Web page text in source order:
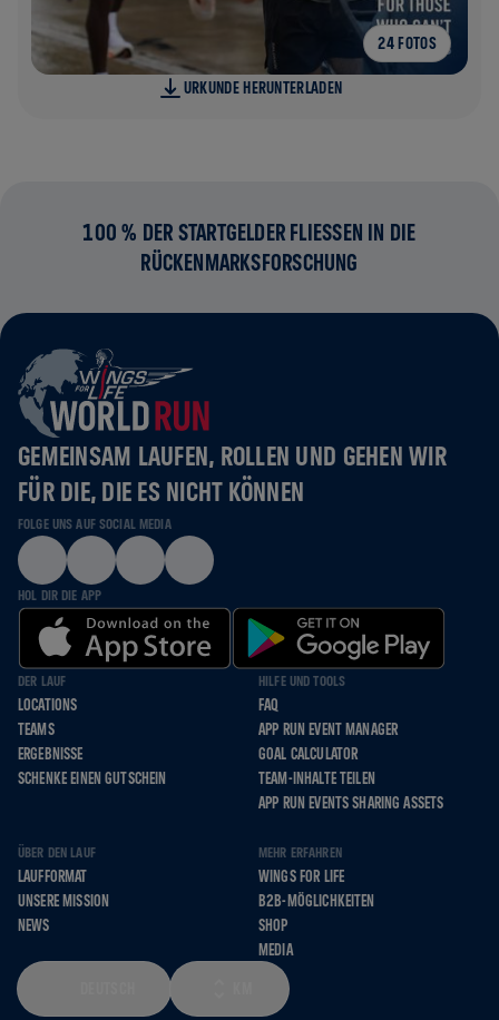
24 FOTOS
URKUNDE HERUNTERLADEN
100 % DER STARTGELDER FLIESSEN IN DIE R
ÜCKENMARKSFORSCHUNG
GEMEINSAM LAUFEN, ROLLEN UND GEHEN WIR
FÜR DIE, DIE ES NICHT KÖNNEN
FOLGE UNS AUF SOCIAL MEDIA
HOL DIR DIE APP
DER LAUF
LOCATIONS
TEAMS
ERGEBNISSE
SCHENKE EINEN GUTSCHEIN
HILFE UND TOOLS
FAQ
APP RUN EVENT MANAGER
GOAL CALCULATOR
TEAM-INHALTE TEILEN
APP RUN EVENTS SHARING ASSETS
ÜBER DEN LAUF
LAUFFORMAT
UNSERE MISSION
NEWS
MEHR ERFAHREN
WINGS FOR LIFE
B2B-MÖGLICHKEITEN
SHOP
MEDIA